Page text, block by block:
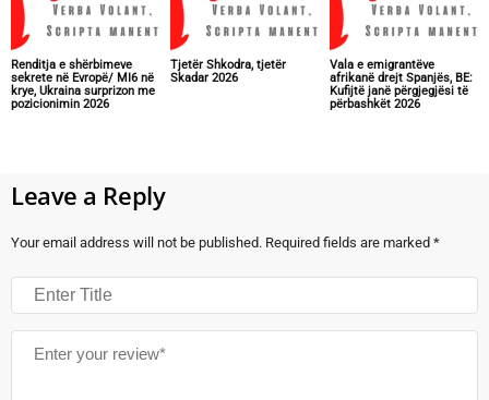
Renditja e shërbimeve
sekrete në Evropë/ MI6 në
krye, Ukraina surprizon me
pozicionimin 2026
Tjetër Shkodra, tjetër
Skadar 2026
Vala e emigrantëve
afrikanë drejt Spanjës, BE:
Kufijtë janë përgjegjësi të
përbashkët 2026
Leave a Reply
Your email address will not be published. Required fields are marked *